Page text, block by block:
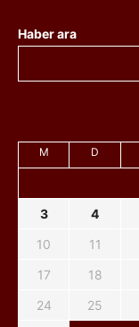
Haber ara
M D
3
4
10
11
17
18
24
25